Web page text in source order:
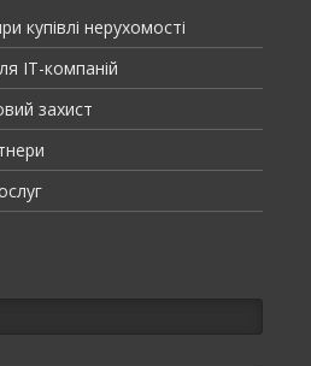
купівлі нерухомості
ІТ-компаній
захист